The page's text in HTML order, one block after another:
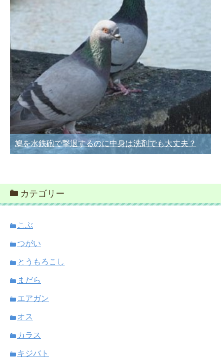
鳩を水鉄砲で撃退するのに中身は洗剤でも大丈夫？
カテゴリー
こぶ
つがい
とうもろこし
まだら
エアガン
オス
カラス
キジバト